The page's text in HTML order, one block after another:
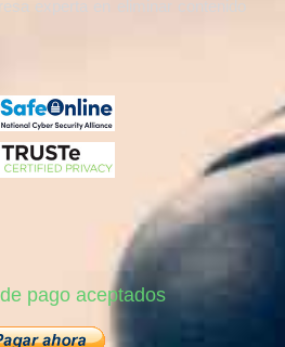
experta en eliminar contenido
pago aceptados